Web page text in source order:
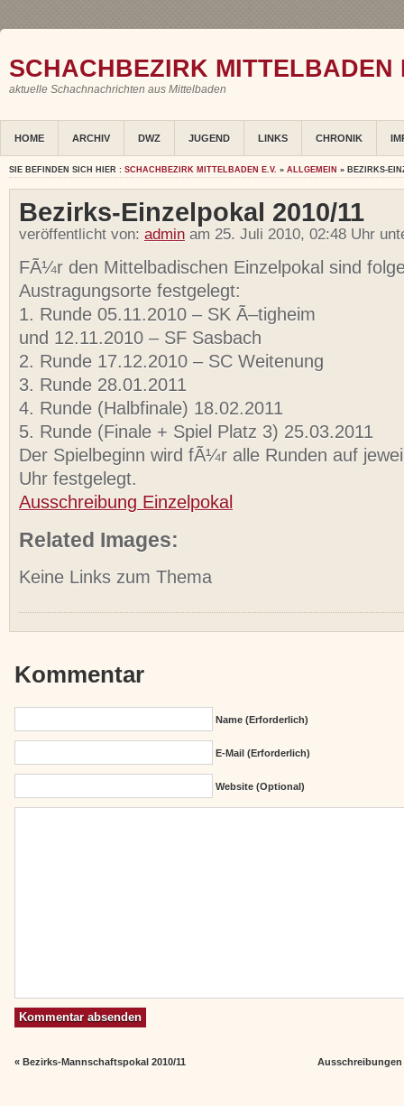
SCHACHBEZIRK MITTELBADEN
aktuelle Schachnachrichten aus Mittelbaden
HOME ARCHIV DWZ JUGEND LINKS CHRONIK
SIE BEFINDEN SICH HIER : SCHACHBEZIRK MITTELBADEN E.V. » ALLGEMEIN » BEZIRKS-
Bezirks-Einzelpokal 2010/11
veröffentlicht von: admin am 25. Juli 2010, 02:48 Uhr
FÃ¼r den Mittelbadischen Einzelpokal sind
Austragungsorte festgelegt:
1. Runde 05.11.2010 – SK Ã–tigheim
und 12.11.2010 – SF Sasbach
2. Runde 17.12.2010 – SC Weitenung
3. Runde 28.01.2011
4. Runde (Halbfinale) 18.02.2011
5. Runde (Finale + Spiel Platz 3) 25.03.2011
Der Spielbeginn wird fÃ¼r alle Runden auf
Uhr festgelegt.
Ausschreibung Einzelpokal
Related Images:
Keine Links zum Thema
Kommentar
Name (erforderlich)
E-Mail (erforderlich)
Website (Optional)
«Bezirks-Mannschaftspokal 2010/11